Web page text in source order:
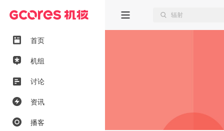
首页
机组
讨论
资讯
播客